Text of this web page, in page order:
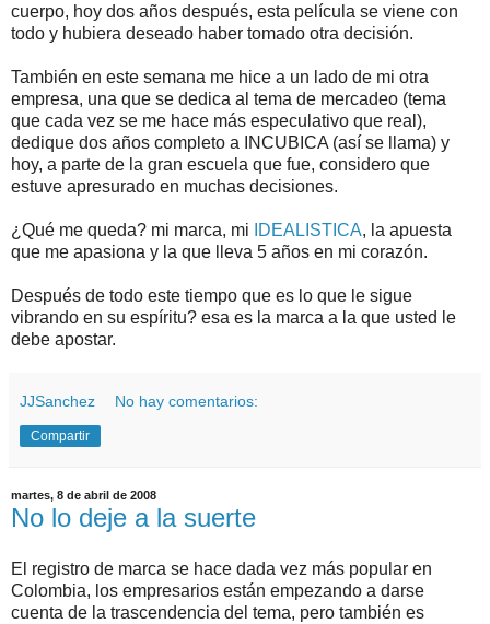
cuerpo, hoy dos años después, esta película se viene con
todo y hubiera deseado haber tomado otra decisión.
También en este semana me hice a un lado de mi otra
empresa, una que se dedica al tema de mercadeo (tema
que cada vez se me hace más especulativo que real),
dedique dos años completo a INCUBICA (así se llama) y
hoy, a parte de la gran escuela que fue, considero que
estuve apresurado en muchas decisiones.
¿Qué me queda? mi marca, mi IDEALISTICA, la apuesta
que me apasiona y la que lleva 5 años en mi corazón.
Después de todo este tiempo que es lo que le sigue
vibrando en su espíritu? esa es la marca a la que usted le
debe apostar.
JJSanchez No hay comentarios:
Compartir
martes, 8 de abril de 2008
No lo deje a la suerte
El registro de marca se hace dada vez más popular en
Colombia, los empresarios están empezando a darse
cuenta de la trascendencia del tema, pero también es